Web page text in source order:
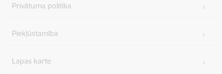
Privātuma politika
Piekļūstamība
Lapas karte